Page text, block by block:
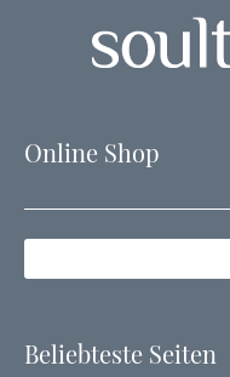
Online Shop
Beliebteste Seiten